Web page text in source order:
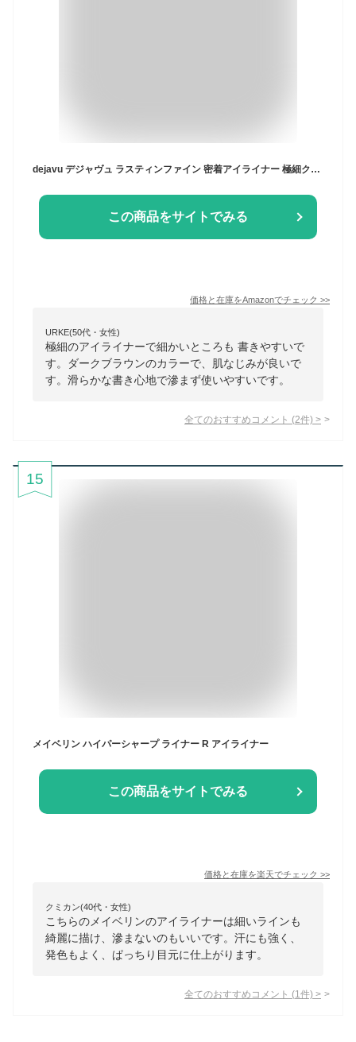
dejavu デジャヴュ ラスティンファイン 密着アイライナー 極細クリームペンシル 2 ダークブラウン ペンシルアイライナー 極細芯
この商品をサイトでみる
価格と在庫をAmazonでチェック >>
URKE(50代・女性)
極細のアイライナーで細かいところも 書きやすいで
す。ダークブラウンのカラーで、肌なじみが良いで
す。滑らかな書き心地で滲まず使いやすいです。
全てのおすすめコメント (2件) >
15
メイベリン ハイパーシャープ ライナー R アイライナー
この商品をサイトでみる
価格と在庫を楽天でチェック >>
クミカン(40代・女性)
こちらのメイベリンのアイライナーは細いラインも
綺麗に描け、滲まないのもいいです。汗にも強く、
発色もよく、ぱっちり目元に仕上がります。
全てのおすすめコメント (1 件) >